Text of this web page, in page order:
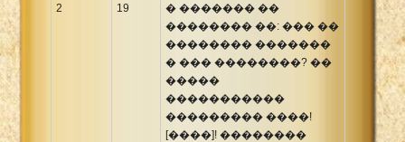
2 19
� ������� ��
�������� ��: ��� ��
�������� �������
� ��� ��������? ��
�����
�����������
��������� ����!
[����]! ��������